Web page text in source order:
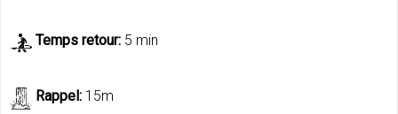
Temps retour: 5 min
Rappel: 15m